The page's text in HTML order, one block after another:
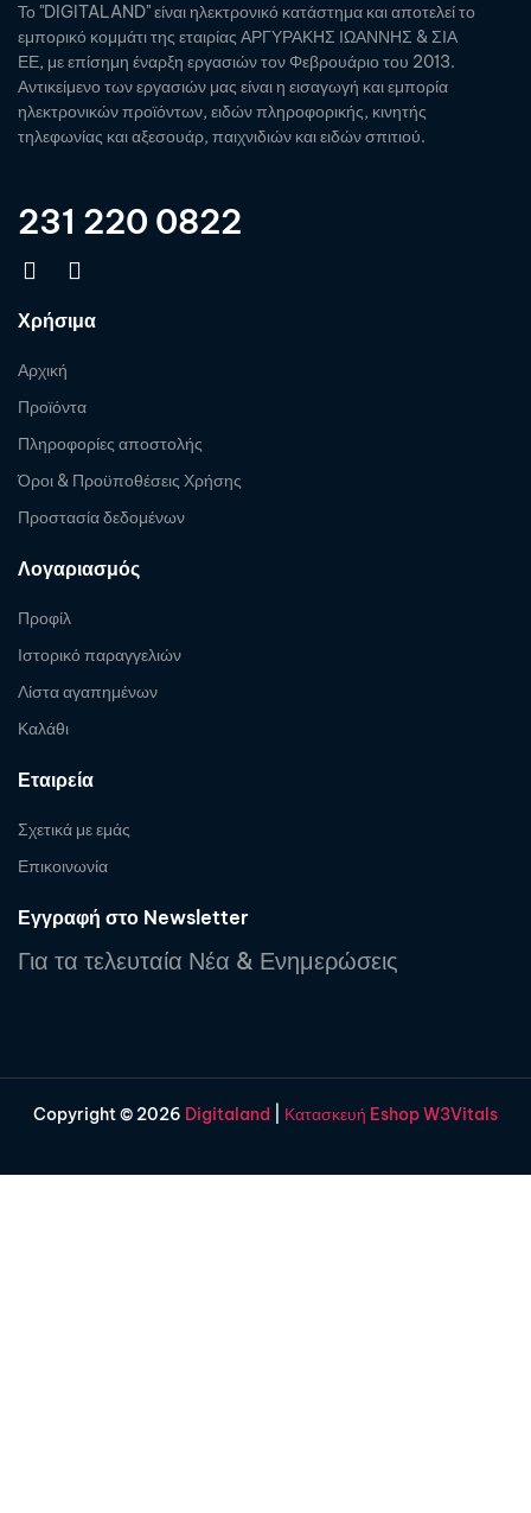
Το "DIGITALAND" είναι ηλεκτρονικό κατάστημα και αποτελεί το
εμπορικό κομμάτι της εταιρίας ΑΡΓΥΡΑΚΗΣ ΙΩΑΝΝΗΣ & ΣΙΑ
ΕΕ, με επίσημη έναρξη εργασιών τον Φεβρουάριο του 2013.
Αντικείμενο των εργασιών μας είναι η εισαγωγή και εμπορία
ηλεκτρονικών προϊόντων, ειδών πληροφορικής, κινητής
τηλεφωνίας και αξεσουάρ, παιχνιδιών και ειδών σπιτιού.
231 220 0822
Χρήσιμα
Αρχική
Προϊόντα
Πληροφορίες αποστολής
Όροι & Προϋποθέσεις Χρήσης
Προστασία δεδομένων
Λογαριασμός
Προφίλ
Ιστορικό παραγγελιών
Λίστα αγαπημένων
Καλάθι
Εταιρεία
Σχετικά με εμάς
Επικοινωνία
Εγγραφή στο Newsletter
Για τα τελευταία Νέα & Ενημερώσεις
Copyright © 2026 Digitaland Κατασκευή Eshop W3Vitals